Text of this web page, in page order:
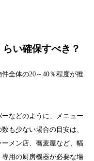
い確保すべき？
全体の20～40％程度が推
などのように、メニュー
も少ない場合の目安は、
メン店、蕎麦屋など、幅
用の厨房機器が必要な場